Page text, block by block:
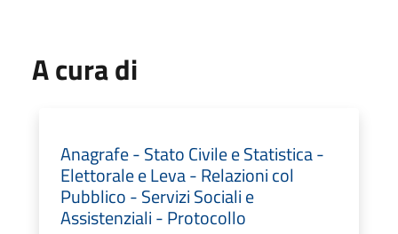
A cura di
Anagrafe - Stato Civile e Statistica -
Elettorale e Leva - Relazioni col
Pubblico - Servizi Sociali e
Assistenziali - Protocollo